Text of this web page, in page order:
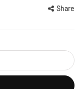
Share